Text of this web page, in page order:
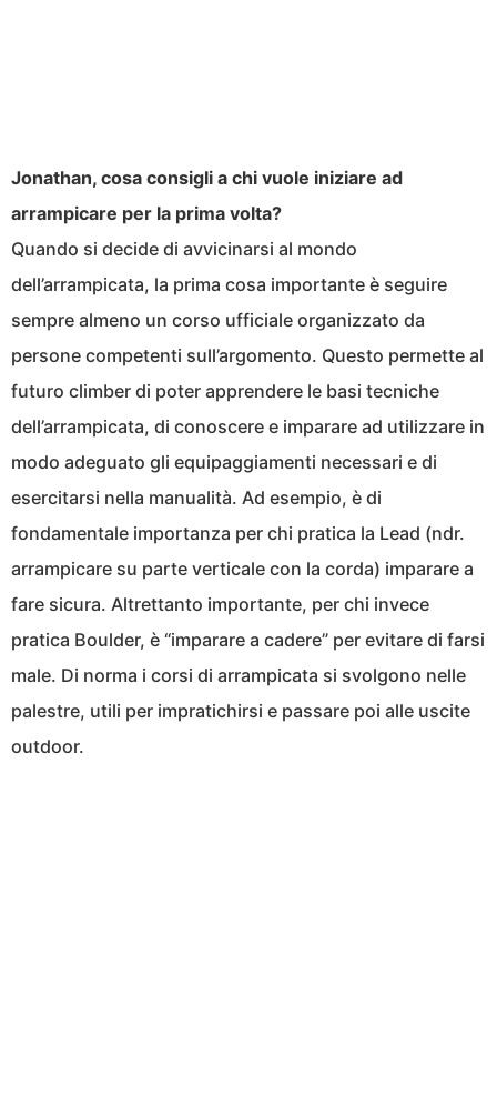
Jonathan, cosa consigli a chi vuole iniziare ad
arrampicare per la prima volta?
Quando si decide di avvicinarsi al mondo
dell’arrampicata, la prima cosa importante è seguire
sempre almeno un corso ufficiale organizzato da
persone competenti sull’argomento. Questo permette al
futuro climber di poter apprendere le basi tecniche
dell’arrampicata, di conoscere e imparare ad utilizzare in
modo adeguato gli equipaggiamenti necessari e di
esercitarsi nella manualità. Ad esempio, è di
fondamentale importanza per chi pratica la Lead (ndr.
arrampicare su parte verticale con la corda) imparare a
fare sicura. Altrettanto importante, per chi invece
pratica Boulder, è “imparare a cadere” per evitare di farsi
male. Di norma i corsi di arrampicata si svolgono nelle
palestre, utili per impratichirsi e passare poi alle uscite
outdoor.